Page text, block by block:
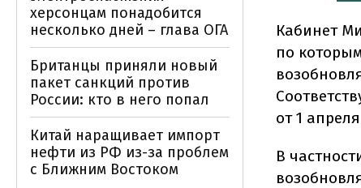
Кабинет
по
от 1
В
херсонцам понадобится
несколько дней – глава ОГА
Британцы приняли новый
пакет санкций против
России: кто в него попал
Китай наращивает импорт
нефти из РФ из-за проблем
с Ближним Востоком